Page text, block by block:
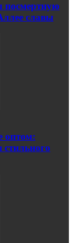
посмертную
славы
оптом:
стильного